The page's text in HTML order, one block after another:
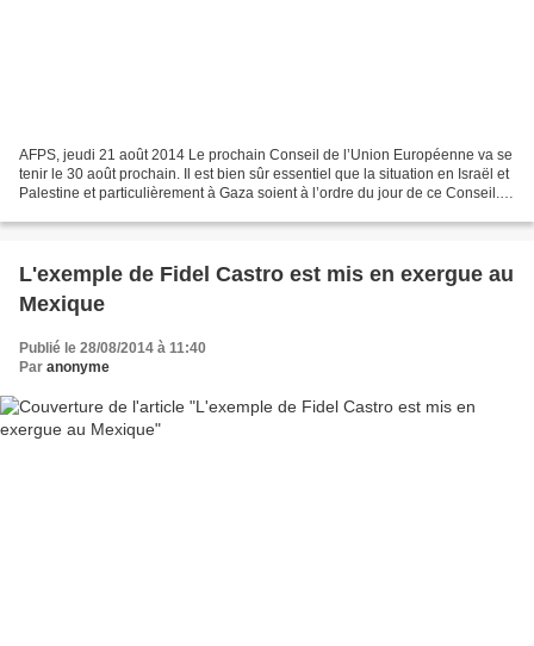
AFPS, jeudi 21 août 2014 Le pro­chain Conseil de l’Union Euro­péenne va se
tenir le 30 août pro­chain. Il est bien sûr essentiel que la situation en Israël et
Palestine et par­ti­cu­liè­rement à Gaza soient à l’ordre du jour de ce Conseil.
L'exemple de Fidel Castro est mis en exergue au
Mexique
Publié le 28/08/2014 à 11:40
Par anonyme